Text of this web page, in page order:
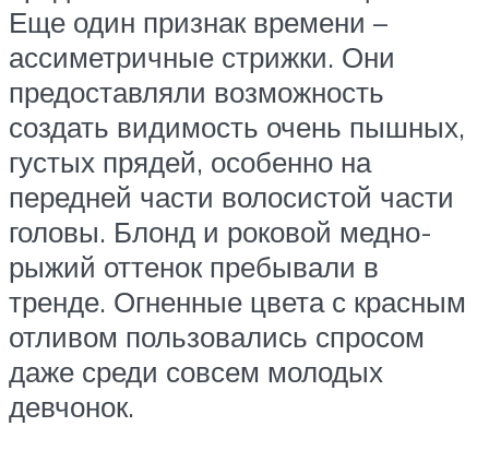
Еще один признак времени –
ассиметричные стрижки. Они
предоставляли возможность
создать видимость очень пышных,
густых прядей, особенно на
передней части волосистой части
головы. Блонд и роковой медно-
рыжий оттенок пребывали в
тренде. Огненные цвета с красным
отливом пользовались спросом
даже среди совсем молодых
девчонок.